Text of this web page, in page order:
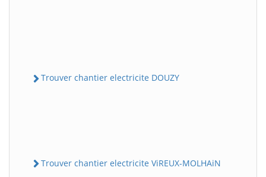
Trouver chantier electricite DOUZY
Trouver chantier electricite ViREUX-MOLHAiN